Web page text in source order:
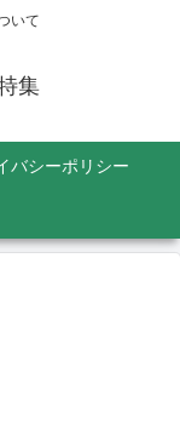
いて
集
バシーポリシー